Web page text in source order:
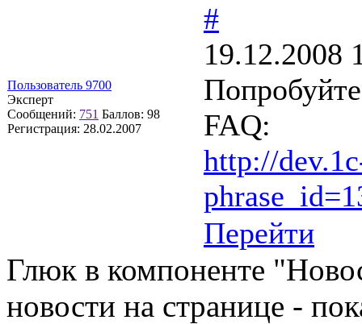
Пользователь 9700
Эксперт
Сообщений: 751 Баллов: 98
Регистрация: 28.02.2007
#
19.12.2008
FAQ:
http://
Перейти
Глюк в компоненте
новости на странице -